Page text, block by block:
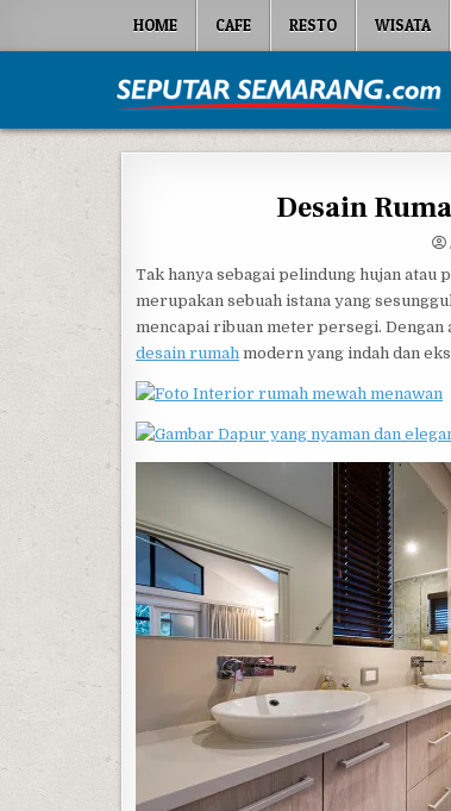
HOME CAFE RESTO WISATA
Seputar Semarang
Desain
Tak hanya sebagai pelindung hujan atau
merupakan sebuah istana yang
mencapai ribuan meter persegi. Dengan
desain rumah modern yang indah dan